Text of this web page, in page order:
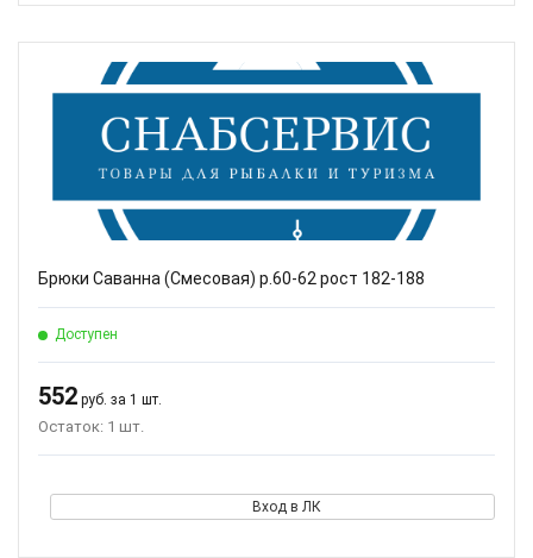
Брюки Саванна (Смесовая) р.60-62 рост 182-188
Доступен
552 руб. за 1 шт.
Остаток: 1 шт.
Вход в ЛК